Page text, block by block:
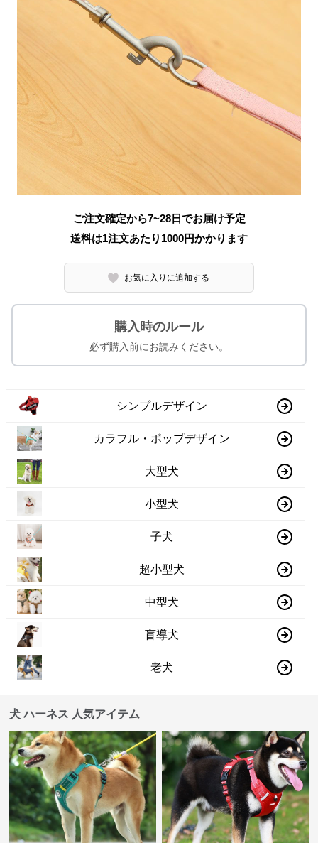
ご注文確定から7~28日でお届け予定
送料は1注文あたり 1000円かかります
お気に入りに追加する
購入時のルール
必ず購入前にお読みください。
シンプルデザイン
カラフル・ポップデザイン
大型犬
小型犬
子犬
超小型犬
中型犬
盲導犬
老犬
犬 ハーネス 人気アイテム